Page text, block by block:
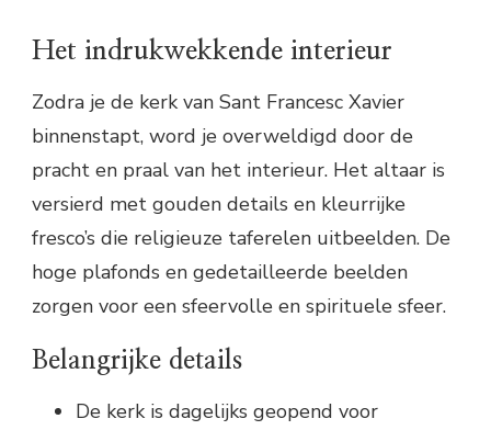
Het indrukwekkende interieur
Zodra je de kerk van Sant Francesc Xavier
binnenstapt, word je overweldigd door de
pracht en praal van het interieur. Het altaar is
versierd met gouden details en kleurrijke
fresco’s die religieuze taferelen uitbeelden. De
hoge plafonds en gedetailleerde beelden
zorgen voor een sfeervolle en spirituele sfeer.
Belangrijke details
De kerk is dagelijks geopend voor